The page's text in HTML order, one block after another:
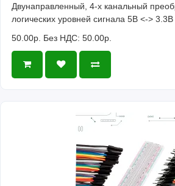
Двунаправленный, 4-х канальный
логических уровней сигнала 5В <-> 3.3В
50.00р. Без НДС: 50.00р.